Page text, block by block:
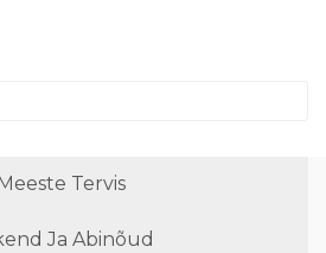
Tervis
Ja Abinõud